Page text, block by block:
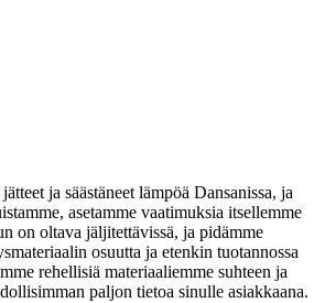
ja säästäneet lämpöä Dansanissa, ja
asetamme vaatimuksia itsellemme
on oltava jäljitettävissä, ja pidämme
osuutta ja etenkin tuotannossa
rehellisiä materiaaliemme suhteen ja
paljon tietoa sinulle asiakkaana.